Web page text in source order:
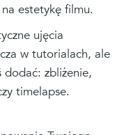
estetykę filmu.
ujęcia
w tutorialach, ale
dodać: zbliżenie,
timelapse.